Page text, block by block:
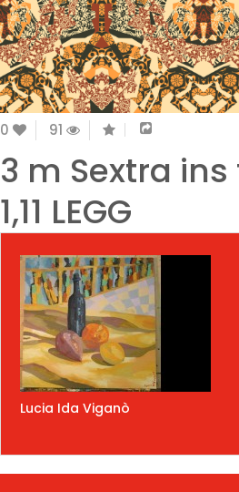
0 91
3 m Sextra ins
1,11 LEGG
Lucia Ida Viganò